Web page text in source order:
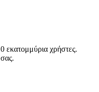
εκατομμύρια χρήστες.